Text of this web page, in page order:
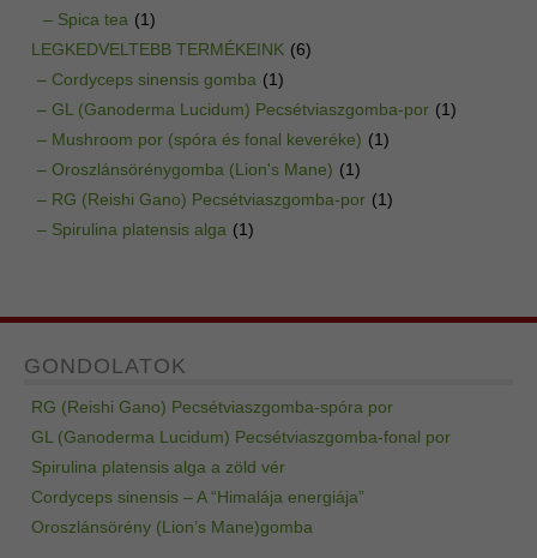
– Spica tea (1)
LEGKEDVELTEBB TERMÉKEINK (6)
– Cordyceps sinensis gomba (1)
– GL (Ganoderma Lucidum) Pecsétviaszgomba-por (1)
– Mushroom por (spóra és fonal keveréke) (1)
– Oroszlánsörénygomba (Lion's Mane) (1)
– RG (Reishi Gano) Pecsétviaszgomba-por (1)
– Spirulina platensis alga (1)
GONDOLATOK
RG (Reishi Gano) Pecsétviaszgomba-spóra por
GL (Ganoderma Lucidum) Pecsétviaszgomba-fonal por
Spirulina platensis alga a zöld vér
Cordyceps sinensis – A “Himalája energiája”
Oroszlánsörény (Lion’s Mane)gomba